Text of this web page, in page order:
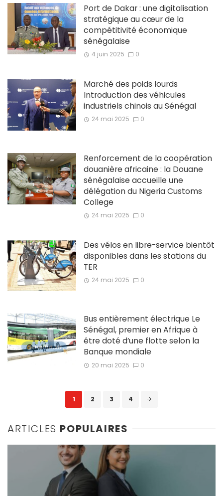
Port de Dakar : une digitalisation
stratégique au cœur de la
compétitivité économique
sénégalaise
4 juin 2025 0
Marché des poids lourds
Introduction des véhicules
industriels chinois au Sénégal
24 mai 2025 0
Renforcement de la coopération
douanière africaine : la Douane
sénégalaise accueille une
délégation du Nigeria Customs
College
24 mai 2025 0
Des vélos en libre-service bientôt
disponibles dans les stations du
TER
24 mai 2025 0
Bus entièrement électrique Le
Sénégal, premier en Afrique à
être doté d’une flotte selon la
Banque mondiale
20 mai 2025 0
1 2 3 4
ARTICLES POPULAIRES